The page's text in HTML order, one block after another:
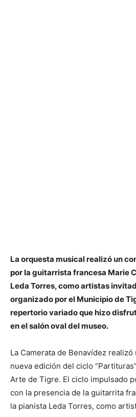
La orquesta musical realizó un
por la guitarrista francesa Marie
Leda Torres, como artistas
organizado por el Municipio de
repertorio variado que hizo
en el salón oval del museo.
La Camerata de Benavídez
nueva edición del ciclo
Arte de Tigre. El ciclo impulsado
con la presencia de la guitarrita
la pianista Leda Torres, como